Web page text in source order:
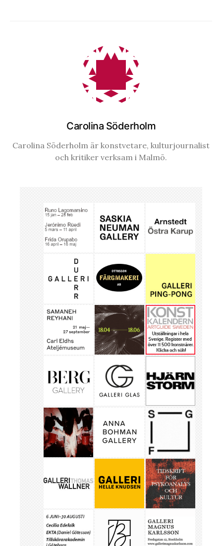
Carolina Söderholm
Carolina Söderholm är konstvetare, kulturjournalist
och kritiker verksam i Malmö.